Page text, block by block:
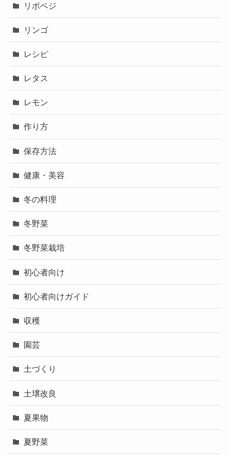
リボベジ
リンゴ
レシピ
レタス
レモン
作り方
保存方法
健康・美容
冬の料理
冬野菜
冬野菜栽培
初心者向け
初心者向けガイド
収穫
園芸
土づくり
土壌改良
夏果物
夏野菜